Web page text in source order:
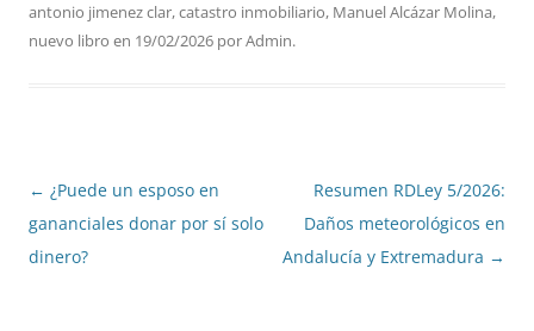
antonio jimenez clar,catastro inmobiliario, Manuel Alcázar Molina,
nuevo libro en 19/02/2026 porAdmin.
Navegación
de
entradas
← ¿Puede un esposo en
gananciales donar por sí solo
dinero?
Resumen RDLey 5/2026:
Daños meteorológicos en
Andalucía y Extremadura →